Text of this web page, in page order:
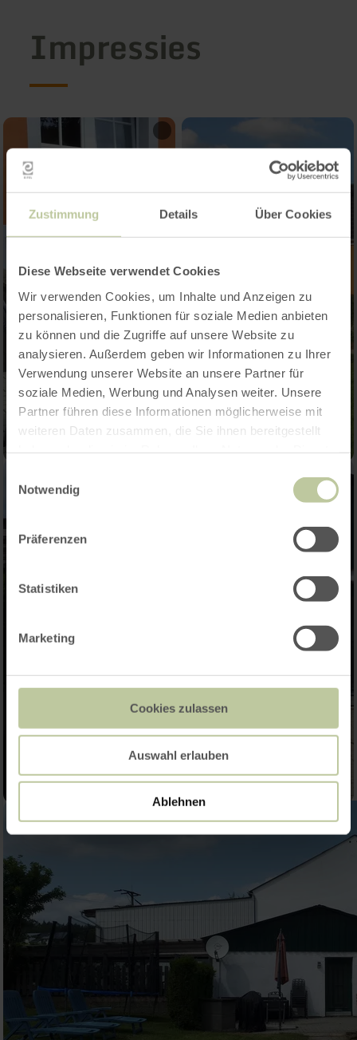
Zustimmung Details Über Cookies
Diese Webseite verwendet Cookies
Wir verwenden Cookies, um Inhalte und Anzeigen zu
personalisieren, Funktionen für soziale Medien anbieten
zu können und die Zugriffe auf unsere Website zu
analysieren. Außerdem geben wir Informationen zu Ihrer
Verwendung unserer Website an unsere Partner für
soziale Medien, Werbung und Analysen weiter. Unsere
Partner führen diese Informationen möglicherweise mit
weiteren Daten zusammen, die Sie ihnen bereitgestellt
Notwendig
Präferenzen
Statistiken
Marketing
Cookies zulassen
Auswahl erlauben
Ablehnen
Impressies